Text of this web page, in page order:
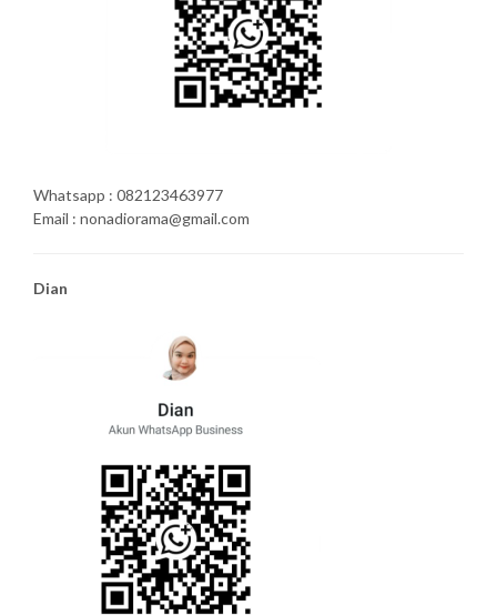
Whatsapp : 082123463977
Email : nonadiorama@gmail.com
Dian